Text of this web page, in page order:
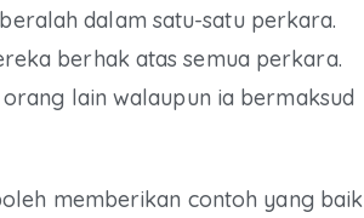
dalam satu-satu perkara.
berhak atas semua perkara.
lain walaupun ia bermaksud
memberikan contoh yang baik